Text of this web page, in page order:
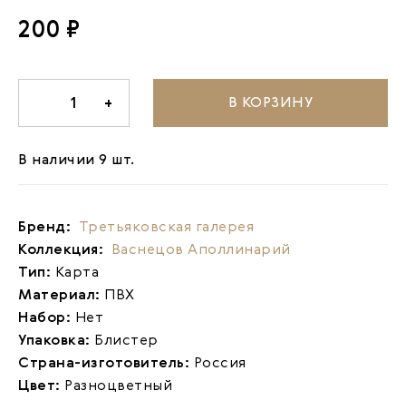
200 ₽
1 + В КОРЗИНУ
В наличии 9 шт.
Бренд: Третьяковская галерея
Коллекция: Васнецов Аполлинарий
Тип: Карта
Материал: ПВХ
Набор: Нет
Упаковка: Блистер
Страна-изготовитель: Россия
Цвет: Разноцветный